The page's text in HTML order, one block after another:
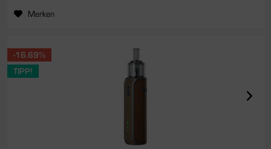
Merken
-16.69%
TIPP!